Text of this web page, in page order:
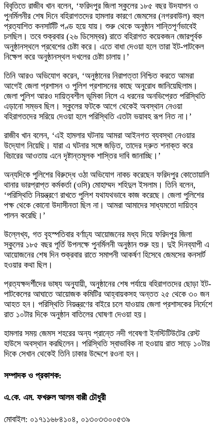
বিবৃতিতে রাজীব খান বলেন, ‘ফরিদপুর জিলা স্কুলের ১৮৫ বছর উদযাপন ও
পুনর্মিলনীর শেষ দিনে বহিরাগতদের হামলার কারণে জেমসের (নগরবাউল) বহুল
প্রত্যাশিত কনসার্টটি পণ্ড হয়ে যায়। শুরু থেকে অনুষ্ঠান শান্তিপূর্ণভাবেই
চলছিল। তবে শুক্রবার (২৬ ডিসেম্বর) রাতে বহিরাগত কয়েকজন জোরপূর্বক
অনুষ্ঠানস্থলে প্রবেশের চেষ্টা করে। এতে বাধা দেওয়া হলে তারা ইট-পাটকেল
নিক্ষেপ করে অনুষ্ঠানস্থল দখলের চেষ্টা চালায়।’
তিনি আরও অভিযোগ করেন, ‘অনুষ্ঠানের নিরাপত্তা নিশ্চিত করতে আমরা
আগেই জেলা প্রশাসন ও পুলিশ প্রশাসনের কাছে অনুরোধ জানিয়েছিলাম।
জেলা পুলিশ আরও দায়িত্বশীল ভূমিকা নিলে এ ধরনের অনভিপ্রেত পরিস্থিতি
এড়ানো সম্ভব ছিল। স্কুলের ফটকে আগে থেকেই অবস্থান নেওয়া
বহিরাগতদের সরিয়ে দেওয়া হলে পরিস্থিতি এতটা ভয়াবহ রূপ নিত না।’
রাজীব খান বলেন, ‘এই হামলার ঘটনায় আমরা আইনগত ব্যবস্থা নেওয়ার
উদ্যোগ নিয়েছি। যারা এ ঘটনার সঙ্গে জড়িত, তাদের দ্রুত শনাক্ত করে
বিচারের আওতায় এনে দৃষ্টান্তমূলক শাস্তির দাবি জানাচ্ছি।’
অন্যদিকে পুলিশের বিরুদ্ধে ওঠা অভিযোগ নাকচ করেছেন ফরিদপুর কোতোয়ালি
থানার ভারপ্রাপ্ত কর্মকর্তা (ওসি) মোহাম্মদ শহিদুল ইসলাম। তিনি বলেন,
‘পরিস্থিতি নিয়ন্ত্রণে রাখতে পুলিশ যথাযথভাবে কাজ করেছে। জেলা পুলিশের
পক্ষ থেকে কোনো উদাসীনতা ছিল না। আমরা আমাদের সাধ্যমতো দায়িত্ব
পালন করেছি।’
উল্লেখ্য, গত বৃহস্পতিবার বর্ণাঢ্য আয়োজনের মধ্য দিয়ে ফরিদপুর জিলা
স্কুলের ১৮৫ বছর পূর্তি উপলক্ষে পুনর্মিলনী অনুষ্ঠান শুরু হয়। দুই দিনব্যাপী এ
আয়োজনের শেষ দিন শুক্রবার রাতে সমাপনী আকর্ষণ হিসেবে জেমসের কনসার্ট
হওয়ার কথা ছিল।
প্রত্যক্ষদর্শীদের ভাষ্য অনুযায়ী, অনুষ্ঠানের শেষ পর্যায়ে বহিরাগতদের ছোড়া ইট-
পাটকেলের আঘাতে আয়োজক কমিটির আহ্বায়কসহ অন্তত ২৫ থেকে ৩০ জন
আহত হন। পরিস্থিতি নিয়ন্ত্রণের বাইরে চলে যাওয়ায় জেলা প্রশাসকের নির্দেশে
রাত ১০টার দিকে অনুষ্ঠান বাতিলের ঘোষণা দেওয়া হয়।
হামলার সময় জেমস শহরের অন্য প্রান্তে নদী গবেষণা ইনস্টিটিউটের রেস্ট
হাউসে অবস্থান করছিলেন। পরিস্থিতি স্বাভাবিক না হওয়ায় রাত সাড়ে ১০টার
দিকে সেখান থেকেই তিনি ঢাকার উদ্দেশে রওনা হন।
সম্পাদক ও প্রকাশক:
এ.কে. এম. ফখরুল আলম বাপ্পী চৌধুরী
মোবাইল: ০১৭১১৬৮৪১০৪, ০১৩০৩৩০০৫৩৯